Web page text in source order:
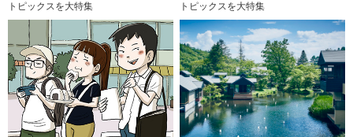
トピックスを大特集
トピックスを大特集